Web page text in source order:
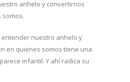
anhelo y convertirnos
somos.
entender nuestro anhelo y
en quienes somos tiene una
infantil. Y ahí radica su